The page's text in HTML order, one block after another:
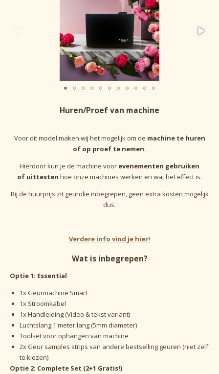
Huren/Proef van machine
Voor dit model maken wij het mogelijk om de machine te huren
of op proef te nemen.
Hierdoor kun je de machine voor evenementen gebruiken
of uittesten hoe onze machines werken en wat het effect is.
Bij de huurprijs zit geurolie inbegrepen, geen extra kosten mogelijk
dus.
Verdere info vind je hier!
Wat is inbegrepen?
Optie 1: Essential
1x Geurmachine Smart
1x Stroomkabel
1x Handleiding (Video & tekst variant)
Luchtslang 1 meter lang (5mm diameter)
Toolset voor ophangen van machine
2x Geur samples strips van andere bestselling geuren (niet zelf
te kiezen)
Optie 2: Complete Set (2+1 Gratis!)